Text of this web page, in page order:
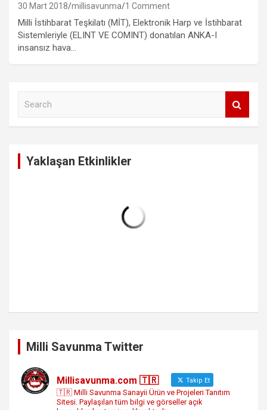
30 Mart 2018 millisavunma 1 Comment
Milli İstihbarat Teşkilatı (MİT), Elektronik Harp ve İstihbarat
Sistemleriyle (ELINT VE COMINT) donatılan ANKA-I
insansız hava…
Yaklaşan Etkinlikler
Milli Savunma Twitter
Millisavunma.com 🇹🇷 Takip Et
🇹🇷 Milli Savunma Sanayii Ürün ve Projeleri Tanıtım
Sitesi. Paylaşılan tüm bilgi ve görseller açık